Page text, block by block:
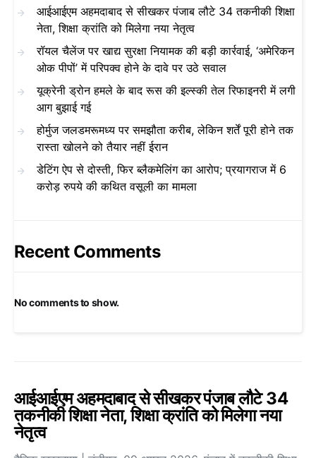
आईआईएम अहमदाबाद से सीखकर पंजाब लौटे 34 तकनीकी शिक्षा
नेता, शिक्षा क्रांति को मिलेगा नया नेतृत्व
रॉयल चैलेंज पर खाद्य सुरक्षा नियामक की बड़ी कार्रवाई, ‘अमेरिकन
ओक पीपों’ में परिपक्व होने के दावे पर उठे सवाल
यूक्रेनी ड्रोन हमले के बाद रूस की इल्स्की तेल रिफाइनरी में लगी
आग बुझाई गई
होर्मुज जलडमरूमध्य पर समझौता करीब, लेकिन शर्तें पूरी होने तक
रास्ता खोलने को तैयार नहीं ईरान
डेटिंग ऐप से दोस्ती, फिर ब्लैकमेलिंग का आरोप; प्रयागराज में 6
करोड़ रुपये की कथित वसूली का मामला
Recent Comments
No comments to show.
आईआईएम अहमदाबाद से सीखकर पंजाब लौटे 34
तकनीकी शिक्षा नेता, शिक्षा क्रांति को मिलेगा नया
नेतृत्व